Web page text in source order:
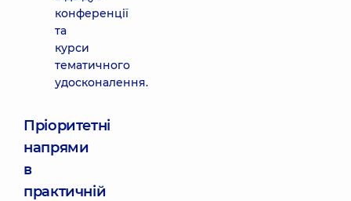
конференції
та
курси
тематичного
удосконалення.
Пріоритетні
напрями
в
практичній